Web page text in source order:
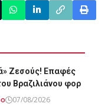
Ζεσούς! Επαφές
Βραζιλιάνου φορ
07/08/2026